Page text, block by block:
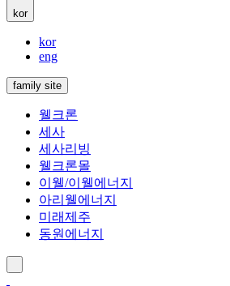
kor
kor
eng
family site
웰크론
세사
세사리빙
웰크론몰
이웰/이웰에너지
아리웰에너지
미래제주
동원에너지